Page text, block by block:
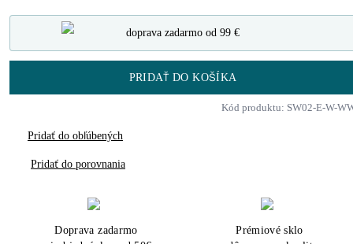
doprava zadarmo od 99 €
PRIDAŤ DO KOŠÍKA
Kód produktu: SW02-E-W-
Pridať do obľúbených
Pridať do porovnania
Doprava zadarmo
Prémiové sklo